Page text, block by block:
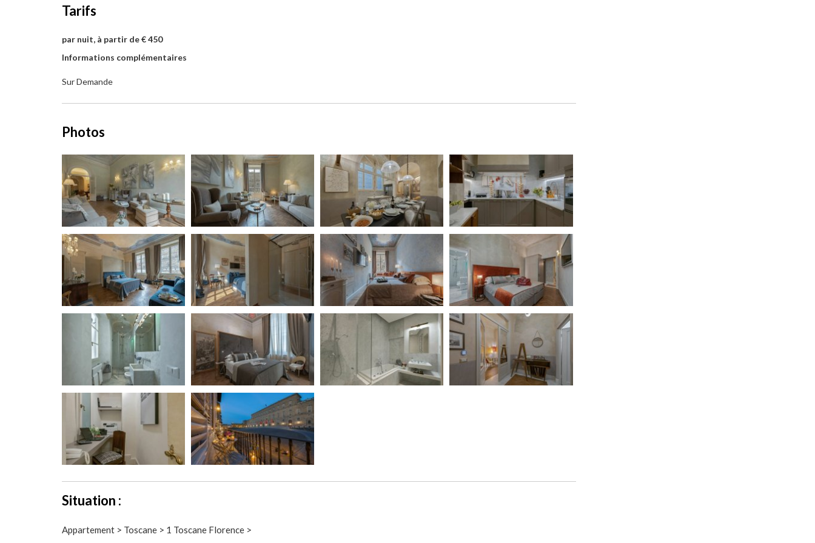
Tarifs
par nuit, à partir de € 450
Informations complémentaires
Sur Demande
Photos
Situation :
Appartement > Toscane > 1 Toscane Florence >